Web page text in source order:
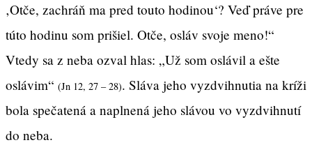
‚Otče, zachráň ma pred touto hodinou‘? Veď práve pre
túto hodinu som prišiel. Otče, osláv svoje meno!“
Vtedy sa z neba ozval hlas: „Už som oslávil a ešte
oslávim“ (Jn 12, 27 – 28). Sláva jeho vyzdvihnutia na kríži
bola spečatená a naplnená jeho slávou vo vyzdvihnutí
do neba.